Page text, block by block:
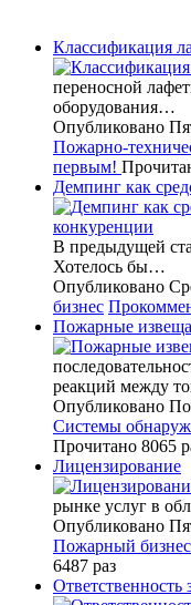
Классификация
переносной
оборудования…
Опубликовано
Пожарно-
первым!
Демпинг как
В предыдущей
Хотелось бы…
Опубликовано
бизнес
Пожарные
реакций между
Опубликовано
Системы
Прочитано 8065
Лицензирование
рынке услуг в
Опубликовано
Пожарный бизнес
6487 раз
Ответственность